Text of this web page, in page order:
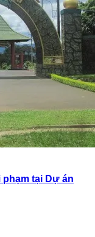
tại Dự án